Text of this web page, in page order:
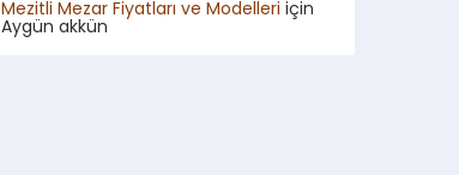
Mezitli Mezar Fiyatları ve Modelleri için
Aygün akkün